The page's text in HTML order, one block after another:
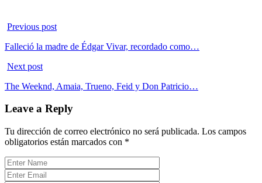
Previous post
Falleció la madre de Édgar Vivar, recordado como…
Next post
The Weeknd, Amaia, Trueno, Feid y Don Patricio…
Leave a Reply
Tu dirección de correo electrónico no será publicada. Los campos
obligatorios están marcados con *